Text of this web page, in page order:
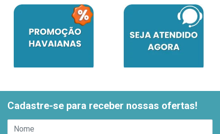
Cadastre-se para receber nossas ofertas!